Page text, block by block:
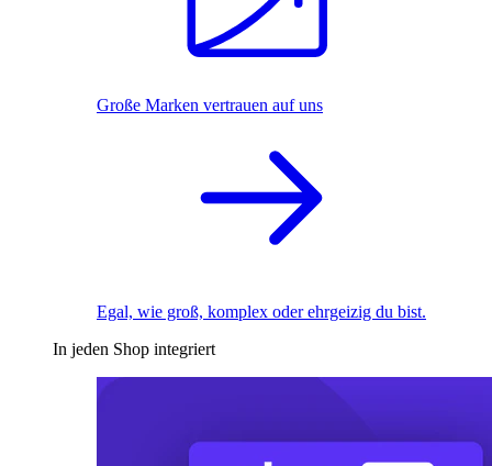
Große Marken vertrauen auf uns
Egal, wie groß, komplex oder ehrgeizig du bist.
In jeden Shop integriert